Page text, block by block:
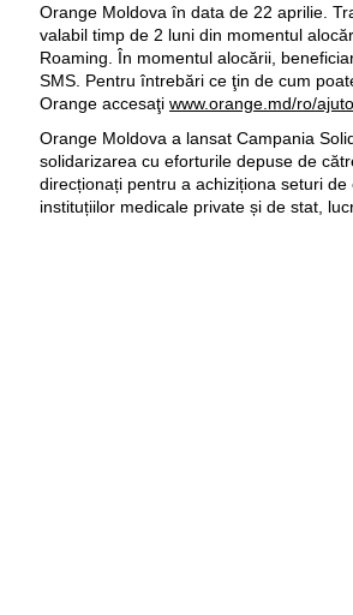
Orange Moldova în data de 22 aprilie.
valabil timp de 2 luni din momentul
Roaming. În momentul alocării,
SMS. Pentru întrebări ce ţin de cum
Orange accesaţi www.orange.md/ro/
Orange Moldova a lansat Campania
solidarizarea cu eforturile depuse de
direcționați pentru a achiziționa seturi
instituțiilor medicale private și de stat,